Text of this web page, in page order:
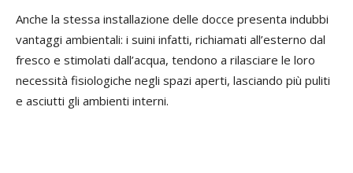
Anche la stessa installazione delle docce presenta indubbi
vantaggi ambientali: i suini infatti, richiamati all’esterno dal
fresco e stimolati dall’acqua, tendono a rilasciare le loro
necessità fisiologiche negli spazi aperti, lasciando più puliti
e asciutti gli ambienti interni.